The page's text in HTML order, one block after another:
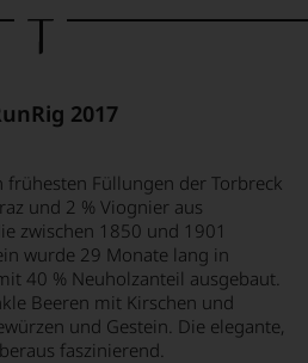
2017
frühesten Füllungen der Torbreck
und 2 % Viognier aus
zwischen 1850 und 1901
wurde 29 Monate lang in
40 % Neuholzanteil ausgebaut.
Beeren mit Kirschen und
und Gestein. Die elegante,
faszinierend.